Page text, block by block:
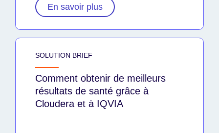
En savoir plus
SOLUTION BRIEF
Comment obtenir de meilleurs
résultats de santé grâce à
Cloudera et à IQVIA